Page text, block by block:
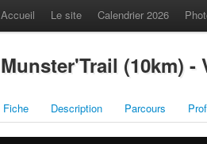
Accueil Le site Calendrier 2026
Munster'Trail (10km) -
Fiche
Description Parcours